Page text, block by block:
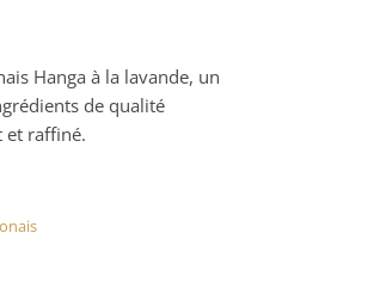
Hanga à la lavande, un
de qualité
et raffiné.